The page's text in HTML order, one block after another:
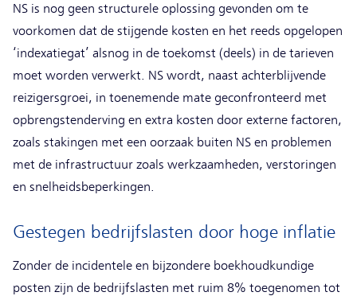
NS is nog geen structurele oplossing gevonden om te
voorkomen dat de stijgende kosten en het reeds opgelopen
‘indexatiegat’ alsnog in de toekomst (deels) in de tarieven
moet worden verwerkt. NS wordt, naast achterblijvende
reizigersgroei, in toenemende mate geconfronteerd met
opbrengstenderving en extra kosten door externe factoren,
zoals stakingen met een oorzaak buiten NS en problemen
met de infrastructuur zoals werkzaamheden, verstoringen
en snelheidsbeperkingen.
Gestegen bedrijfslasten door hoge inflatie
Zonder de incidentele en bijzondere boekhoudkundige
posten zijn de bedrijfslasten met ruim 8% toegenomen tot